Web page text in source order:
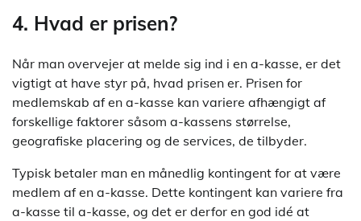
4. Hvad er prisen?
Når man overvejer at melde sig ind i en a-kasse, er det
vigtigt at have styr på, hvad prisen er. Prisen for
medlemskab af en a-kasse kan variere afhængigt af
forskellige faktorer såsom a-kassens størrelse,
geografiske placering og de services, de tilbyder.
Typisk betaler man en månedlig kontingent for at være
medlem af en a-kasse. Dette kontingent kan variere fra
a-kasse til a-kasse, og det er derfor en god idé at